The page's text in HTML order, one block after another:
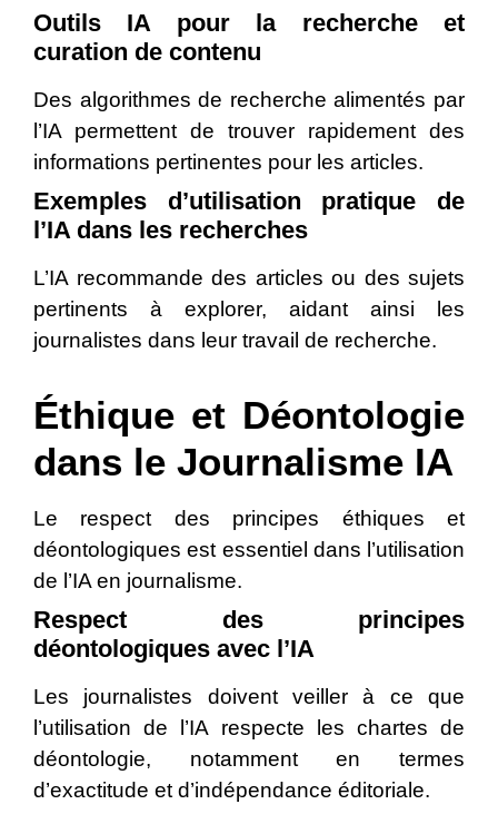
Outils IA pour la recherche et
curation de contenu
Des algorithmes de recherche alimentés par
l’IA permettent de trouver rapidement des
informations pertinentes pour les articles.
Exemples d’utilisation pratique de
l’IA dans les recherches
L’IA recommande des articles ou des sujets
pertinents à explorer, aidant ainsi les
journalistes dans leur travail de recherche.
Éthique et Déontologie
dans le Journalisme IA
Le respect des principes éthiques et
déontologiques est essentiel dans l’utilisation
de l’IA en journalisme.
Respect des principes
déontologiques avec l’IA
Les journalistes doivent veiller à ce que
l’utilisation de l’IA respecte les chartes de
déontologie, notamment en termes
d’exactitude et d’indépendance éditoriale.